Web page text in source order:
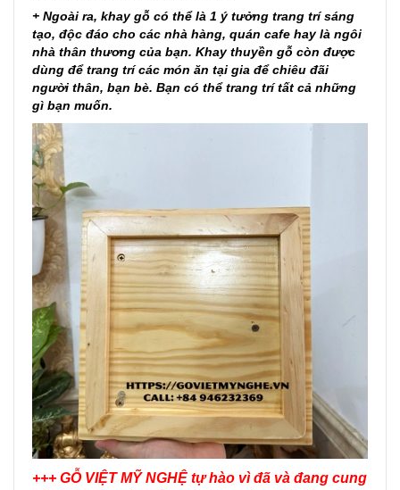
+ Ngoài ra, khay gỗ có thể là 1 ý tưởng trang trí sáng
tạo, độc đáo cho các nhà hàng, quán cafe hay là ngôi
nhà thân thương của bạn. Khay thuyền gỗ còn được
dùng để trang trí các món ăn tại gia để chiêu đãi
người thân, bạn bè. Bạn có thể trang trí tất cả những
gì bạn muốn.
+++ GỖ VIỆT MỸ NGHỆ tự hào vì đã và đang cung